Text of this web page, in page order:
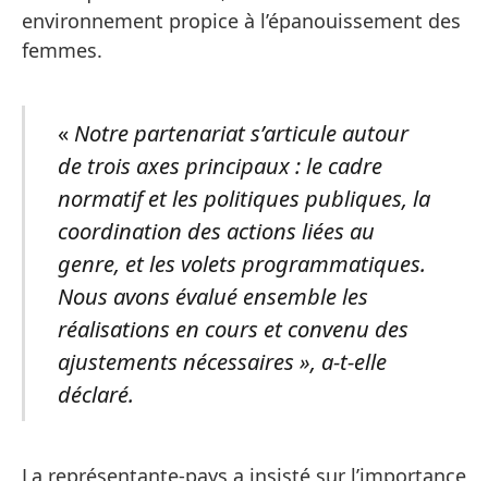
environnement propice à l’épanouissement des
femmes.
« Notre partenariat s’articule autour
de trois axes principaux : le cadre
normatif et les politiques publiques, la
coordination des actions liées au
genre, et les volets programmatiques.
Nous avons évalué ensemble les
réalisations en cours et convenu des
ajustements nécessaires », a-t-elle
déclaré.